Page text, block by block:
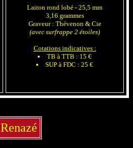
Laiton rond lobé - 25,5 mm
3,16 grammes
Graveur : Thévenon & Cie
(avec surfrappe 2 étoiles)
Cotations indicatives :
TB à TTB : 15 €
SUP à FDC : 25 €
Renazé